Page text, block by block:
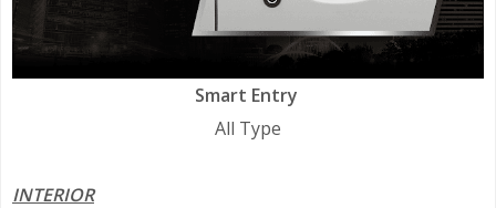
Smart Entry
All Type
INTERIOR